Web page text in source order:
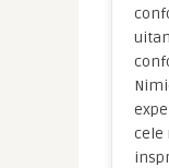
cele